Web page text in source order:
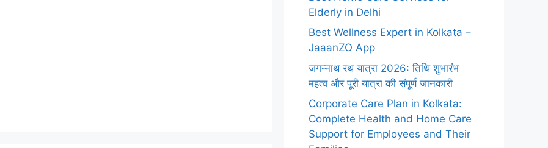
Elderly in Delhi
Best Wellness Expert in Kolkata –
JaaanZO App
जगन्नाथ रथ यात्रा 2026: तिथि शुभारंभ
महत्व और पूरी यात्रा की संपूर्ण जानकारी
Corporate Care Plan in Kolkata:
Complete Health and Home Care
Support for Employees and Their